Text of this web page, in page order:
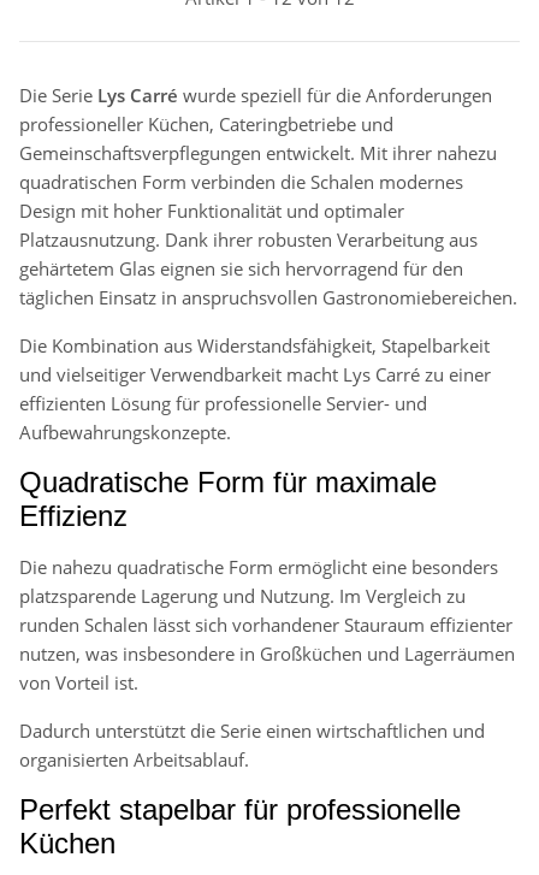
Die Serie Lys Carré wurde speziell für die Anforderungen
professioneller Küchen, Cateringbetriebe und
Gemeinschaftsverpflegungen entwickelt. Mit ihrer nahezu
quadratischen Form verbinden die Schalen modernes
Design mit hoher Funktionalität und optimaler
Platzausnutzung. Dank ihrer robusten Verarbeitung aus
gehärtetem Glas eignen sie sich hervorragend für den
täglichen Einsatz in anspruchsvollen Gastronomiebereichen.
Die Kombination aus Widerstandsfähigkeit, Stapelbarkeit
und vielseitiger Verwendbarkeit macht Lys Carré zu einer
effizienten Lösung für professionelle Servier- und
Aufbewahrungskonzepte.
Quadratische Form für maximale
Effizienz
Die nahezu quadratische Form ermöglicht eine besonders
platzsparende Lagerung und Nutzung. Im Vergleich zu
runden Schalen lässt sich vorhandener Stauraum effizienter
nutzen, was insbesondere in Großküchen und Lagerräumen
von Vorteil ist.
Dadurch unterstützt die Serie einen wirtschaftlichen und
organisierten Arbeitsablauf.
Perfekt stapelbar für professionelle
Küchen